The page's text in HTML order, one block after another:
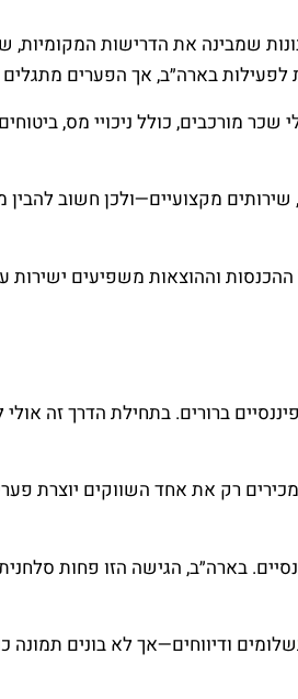
שמבינה את הדרישות
לפעילות בארה״ב, אך הפערים
מורכבים, כולל ניכויי מס,
וההוצאות משפיעים ישירות
ברורים. בתחילת הדרך זה
רק את אחד השווקים יוצרת
בארה״ב, הגישה הזו פחות
ודיווחים—אך לא בונים